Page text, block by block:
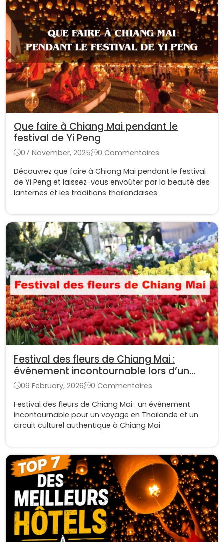
Que faire à Chiang Mai pendant le
festival de Yi Peng
07 November, 2025
0 Commentaires
Découvrez que faire à Chiang Mai pendant le festival
de Yi Peng et laissez-vous envoûter par la beauté des
lanternes et les traditions thaïlandaises
Festival des fleurs de Chiang Mai :
événement incontournable lors d’un
voyage en Thaïlande
09 February, 2026
0 Commentaires
Festival des fleurs de Chiang Mai : un événement
incontournable pour un voyage en Thaïlande et un
circuit culturel authentique à Chiang Mai